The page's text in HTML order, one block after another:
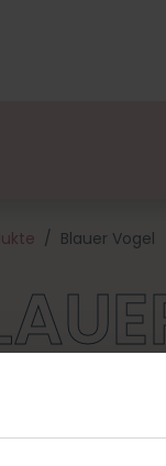
Blauer Vogel
sich mit dem
ist in drei
auch schön um
hochwertiges